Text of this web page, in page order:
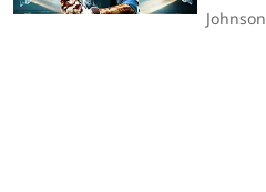
Johnson